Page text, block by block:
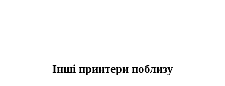
Інші принтери поблизу